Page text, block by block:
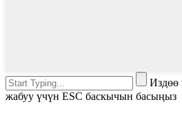
Издөө
жабуу үчүн ESC баскычын басыңыз